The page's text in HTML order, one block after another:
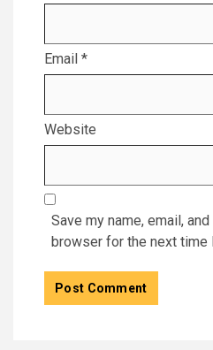
Email *
Website
Save my name, email,
browser for the next time